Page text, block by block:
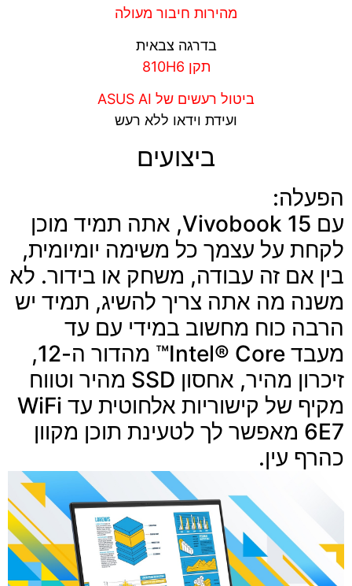
מהירות חיבור מעולה
בדרגה צבאית
תקן 810H6
ביטול רעשים של ASUS AI
ועידת וידאו ללא רעש
ביצועים
הפעלה:
עם Vivobook 15, אתה תמיד מוכן
לקחת על עצמך כל משימה יומיומית,
בין אם זה עבודה, משחק או בידור. לא
משנה מה אתה צריך להשיג, תמיד יש
הרבה כוח מחשוב במידי עם עד
מעבד Intel® Core™ מהדור ה-12,
זיכרון מהיר, אחסון SSD מהיר וטווח
מקיף של קישוריות אלחוטית עד WiFi
6E7 מאפשר לך לטעינת תוכן מקוון
כהרף עין.